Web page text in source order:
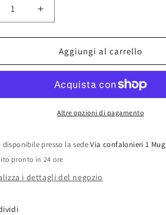
Aumenta
quantità
per
Navette
per
cucire
Aggiungi al carrello
Altre opzioni di pagamento
disponibile presso la sedeVia confalonieri 1
pronto in 24 ore
i dettagli del negozio